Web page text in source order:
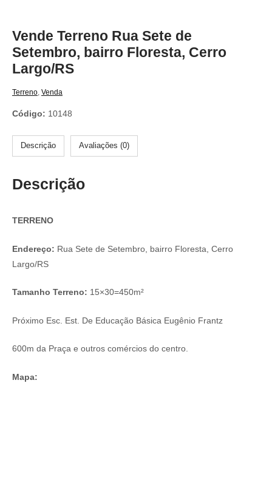
Vende Terreno Rua Sete de
Setembro, bairro Floresta, Cerro
Largo/RS
Terreno Venda
Código: 10148
Descrição Avaliações (0)
Descrição
TERRENO
Endereço: Rua Sete de Setembro, bairro Floresta, Cerro
Largo/RS
Tamanho Terreno: 15×30=450m²
Próximo Esc. Est. De Educação Básica Eugênio Frantz
600m da Praça e outros comércios do centro.
Mapa: